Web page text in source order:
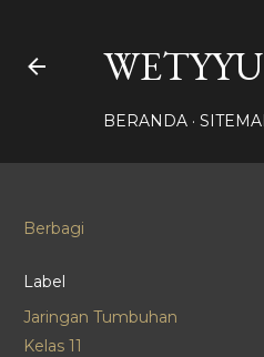
BERANDA
Berbagi
Label
Jaringan Tumbuhan
Kelas 11